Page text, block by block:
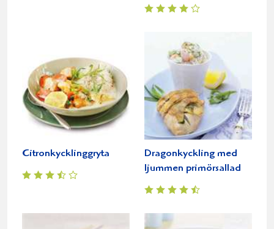
Citronkycklinggryta
Dragonkyckling med
ljummen primörsallad